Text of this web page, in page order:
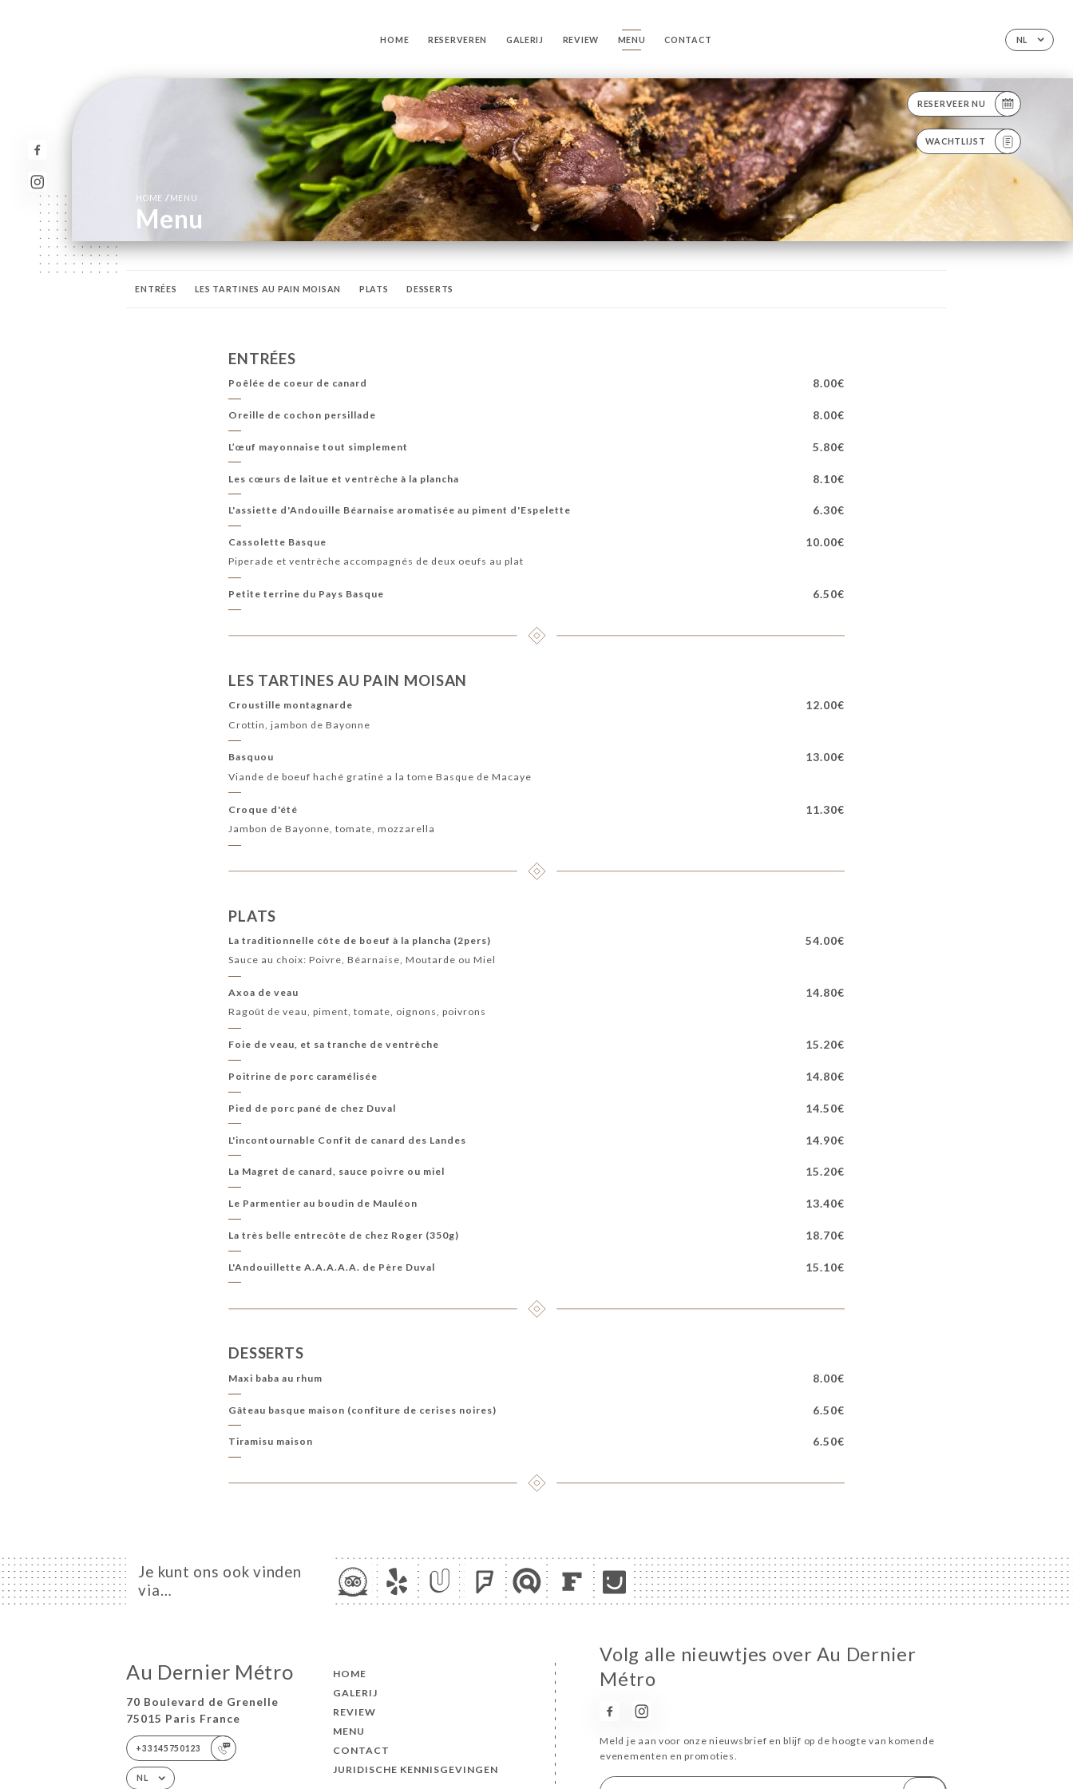
NL
HOME RESERVEREN GALERIJ REVIEW MENU CONTACT
RESERVEER NU
WACHTLIJST
HOME / MENU
Menu
ENTRÉES LES TARTINES AU PAIN MOISAN PLATS DESSERTS
ENTRÉES
Poêlée de coeur de canard 8.00€
Oreille de cochon persillade 8.00€
L’œuf mayonnaise tout simplement 5.80€
Les cœurs de laitue et ventrèche à la plancha 8.10€
L'assiette d'Andouille Béarnaise aromatisée au piment d'Espelette 6.30€
Cassolette Basque 10.00€
Piperade et ventrèche accompagnés de deux oeufs au plat
Petite terrine du Pays Basque 6.50€
LES TARTINES AU PAIN MOISAN
Croustille montagnarde 12.00€
Crottin, jambon de Bayonne
Basquou 13.00€
Viande de boeuf haché gratiné a la tome Basque de Macaye
Croque d'été 11.30€
Jambon de Bayonne, tomate, mozzarella
PLATS
La traditionnelle côte de boeuf à la plancha (2pers) 54.00€
Sauce au choix: Poivre, Béarnaise, Moutarde ou Miel
Axoa de veau 14.80€
Ragoût de veau, piment, tomate, oignons, poivrons
Foie de veau, et sa tranche de ventrèche 15.20€
Poitrine de porc caramélisée 14.80€
Pied de porc pané de chez Duval 14.50€
L'incontournable Confit de canard des Landes 14.90€
La Magret de canard, sauce poivre ou miel 15.20€
Le Parmentier au boudin de Mauléon 13.40€
La très belle entrecôte de chez Roger (350g) 18.70€
L'Andouillette A.A.A.A.A. de Père Duval 15.10€
DESSERTS
Maxi baba au rhum 8.00€
Gâteau basque maison (confiture de cerises noires) 6.50€
Tiramisu maison 6.50€
Je kunt ons ook vinden
via…
Au Dernier Métro
70 Boulevard de Grenelle
75015 Paris France
+33145750123
NL
HOME
GALERIJ
REVIEW
MENU
CONTACT
JURIDISCHE KENNISGEVINGEN
Volg alle nieuwtjes over Au Dernier
Métro
Meld je aan voor onze nieuwsbrief en blijf op de hoogte van komende
evenementen en promoties.